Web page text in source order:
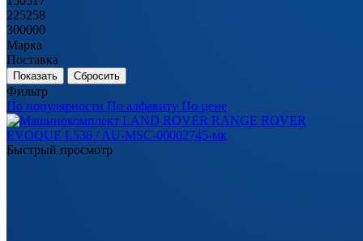
225258
300000
Марка
Поставка
Сбросить
Фильтр
По популярности По алфавиту По цене
Быстрый просмотр